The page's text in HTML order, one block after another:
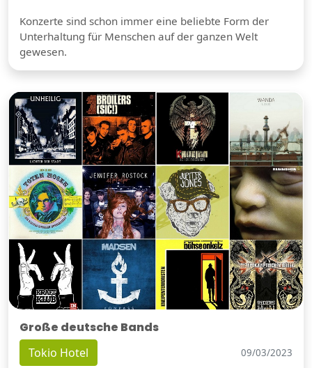
Konzerte sind schon immer eine beliebte Form der
Unterhaltung für Menschen auf der ganzen Welt
gewesen.
Große deutsche Bands
Tokio Hotel 09/03/2023